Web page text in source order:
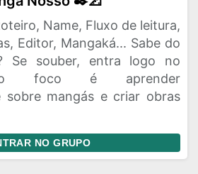
Name, Fluxo de leitura,
Editor, Mangaká... Sabe do
Se souber, entra logo no
foco é aprender
sobre mangás e criar obras
NO GRUPO